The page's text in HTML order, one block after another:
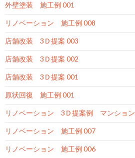
外壁塗装 施工例 001
リノベーション 施工例 008
店舗改装 3Ｄ提案 003
店舗改装 3Ｄ提案 002
店舗改装 3Ｄ提案 001
原状回復 施工例 001
リノベーション 3Ｄ提案例 マンション
リノベーション 施工例 007
リノベーション 施工例 006